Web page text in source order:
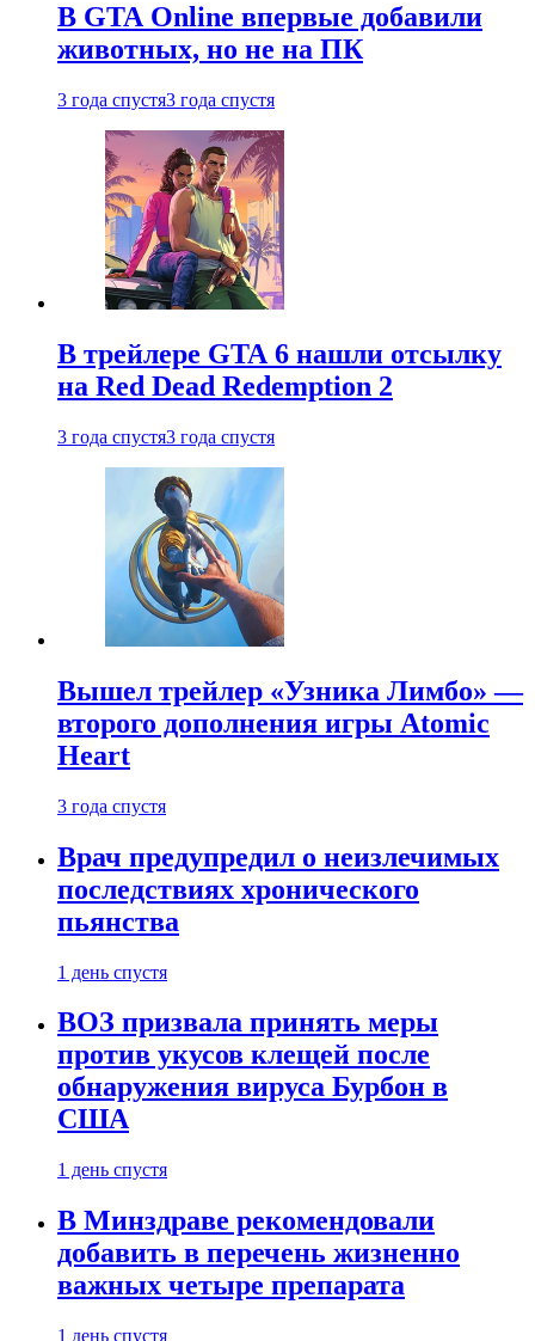
В GTA Online впервые добавили
животных, но не на ПК
3 года спустя3 года спустя
В трейлере GTA 6 нашли отсылку
на Red Dead Redemption 2
3 года спустя3 года спустя
Вышел трейлер «Узника Лимбо» —
второго дополнения игры Atomic
Heart
3 года спустя
Врач предупредил о неизлечимых
последствиях хронического
пьянства
1 день спустя
ВОЗ призвала принять меры
против укусов клещей после
обнаружения вируса Бурбон в
США
1 день спустя
В Минздраве рекомендовали
добавить в перечень жизненно
важных четыре препарата
1 день спустя